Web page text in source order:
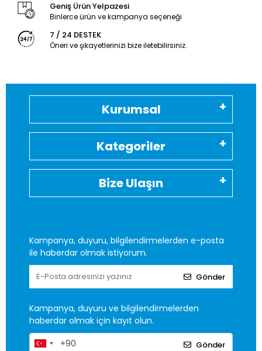
Geniş Ürün Yelpazesi
Binlerce ürün ve kampanya seçeneği
7 / 24 DESTEK
Öneri ve şikayetlerinizi bize iletebilirsiniz.
Kurumsal
Kategoriler
Bize Ulaşın
Kampanya, duyuru, bilgilendirmelerden e-posta
ile haberdar olmak istiyorum.
Gönder
Kampanya, duyuru ve bilgilendirmelerden
haberdar olmak için kayıt olun.
Gönder